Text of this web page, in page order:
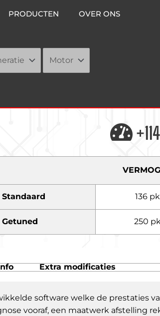
PRODUCTEN OVER ONS
Standaard 136 pk
Getuned 250
Extra modificaties
software welke de prestaties
vooraf, een maatwerk afstelling